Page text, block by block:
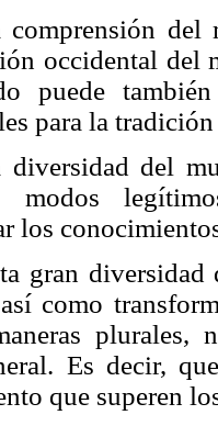
comprensión del
occidental del
puede
para la
diversidad del
modos
los
gran
como
plurales,
Es decir,
que superen